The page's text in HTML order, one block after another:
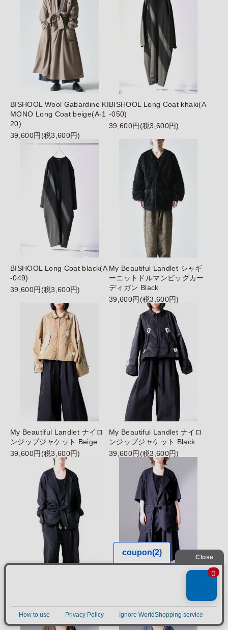
BISHOOL Wool Gabardine KI
MONO Long Coat beige(A-1
20)
39,600円(税3,600円)
BISHOOL Long Coat khaki(A
-050)
39,600円(税3,600円)
BISHOOL Long Coat black(A
-049)
39,600円(税3,600円)
My Beautiful Landlet シャギ
ーニットドルマンビッグカー
ディガン Black
39,600円(税3,600円)
My Beautiful Landlet ナイロ
ンジップジャケット Beige
39,600円(税3,600円)
My Beautiful Landlet ナイロ
ンジップジャケット Black
39,600円(税3,600円)
39,600円(税3,600円)
39,600円(税3,600円)